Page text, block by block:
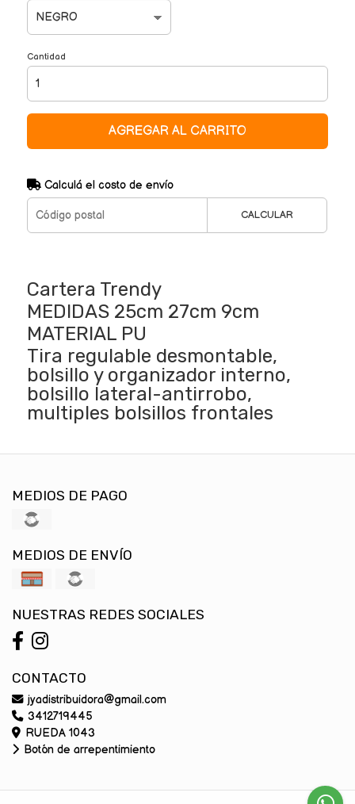
Cantidad
AGREGAR AL CARRITO
Calculá el costo de envío
CALCULAR
Cartera Trendy
MEDIDAS 25cm 27cm 9cm
MATERIAL PU
Tira regulable desmontable,
bolsillo y organizador interno,
bolsillo lateral-antirrobo,
multiples bolsillos frontales
MEDIOS DE PAGO
MEDIOS DE ENVÍO
NUESTRAS REDES SOCIALES
CONTACTO
jyadistribuidora@gmail.com
3412719445
RUEDA 1043
Botón de arrepentimiento